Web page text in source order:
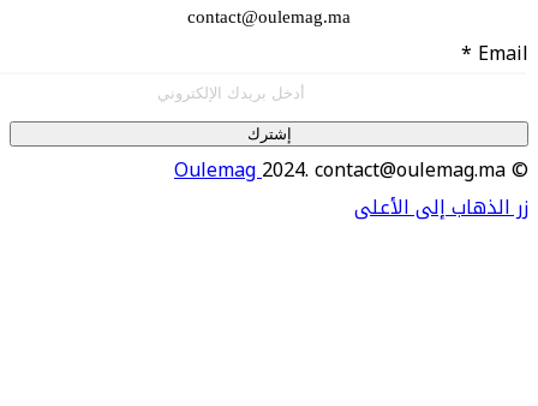
contact@oulemag.ma
Oulemag2024.
إلى الأعلى